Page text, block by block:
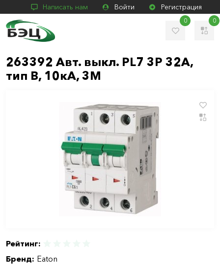
Написать нам Войти Регистрация
0 0
263392 Авт. выкл. PL7 3P 32A,
тип В, 10кА, 3М
Рейтинг:
Бренд: Eaton